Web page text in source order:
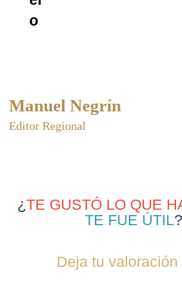
Manuel Negrín
Editor Regional
¿TE GUSTÓ LO QUE
TE FUE ÚTIL?
Deja tu valoración